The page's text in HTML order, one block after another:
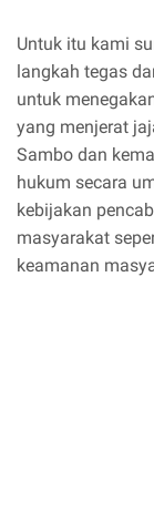
Untuk itu kami
langkah tegas
untuk
yang menjerat
Sambo dan
hukum secara
kebijakan
masyarakat
keamanan